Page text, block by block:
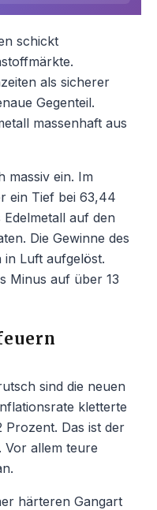
schickt
als sicherer
Gegenteil.
massenhaft aus
massiv ein. Im
ein Tief bei 63,44
auf den
Die Gewinne des
in Luft aufgelöst.
Minus auf über 13
sind die neuen
kletterte
Das ist der
Vor allem teure
härteren Gangart